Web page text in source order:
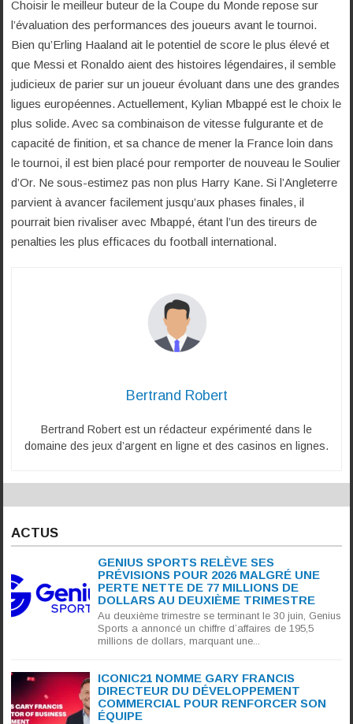
Choisir le meilleur buteur de la Coupe du Monde repose sur
l’évaluation des performances des joueurs avant le tournoi.
Bien qu’Erling Haaland ait le potentiel de score le plus élevé et
que Messi et Ronaldo aient des histoires légendaires, il semble
judicieux de parier sur un joueur évoluant dans une des grandes
ligues européennes. Actuellement, Kylian Mbappé est le choix le
plus solide. Avec sa combinaison de vitesse fulgurante et de
capacité de finition, et sa chance de mener la France loin dans
le tournoi, il est bien placé pour remporter de nouveau le Soulier
d’Or. Ne sous-estimez pas non plus Harry Kane. Si l’Angleterre
parvient à avancer facilement jusqu’aux phases finales, il
pourrait bien rivaliser avec Mbappé, étant l’un des tireurs de
penalties les plus efficaces du football international.
Bertrand Robert
Bertrand Robert est un rédacteur expérimenté dans le
domaine des jeux d’argent en ligne et des casinos en lignes.
ACTUS
GENIUS SPORTS RELÈVE SES
PRÉVISIONS POUR 2026 MALGRÉ UNE
PERTE NETTE DE 77 MILLIONS DE
DOLLARS AU DEUXIÈME TRIMESTRE
Au deuxième trimestre se terminant le 30 juin, Genius
Sports a annoncé un chiffre d’affaires de 195,5
millions de dollars, marquant une...
ICONIC21 NOMME GARY FRANCIS
DIRECTEUR DU DÉVELOPPEMENT
COMMERCIAL POUR RENFORCER SON
ÉQUIPE